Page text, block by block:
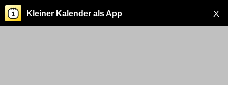
X
Kleiner Kalender als App